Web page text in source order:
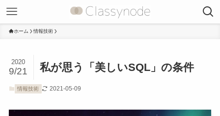
ホーム 情報技術
私が思う「美しいSQL」の条件
2020
9/21
情報技術 2021-05-09